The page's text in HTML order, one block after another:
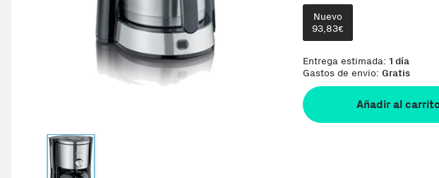
Nuevo
93,83€
Entrega estimada: 1 día
Gastos de envio: Gratis
Añadir al